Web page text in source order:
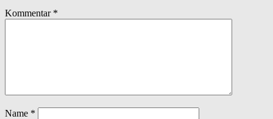
Kommentar *
Name *